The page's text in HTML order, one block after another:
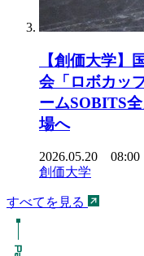
【創価大学】
会「ロボカッ
ームSOBITS
場へ
2026.05.20 08:00
創価大学
すべてを見る